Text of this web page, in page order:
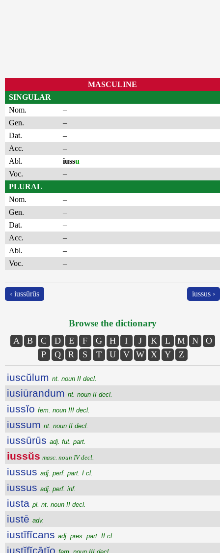
MASCULINE
SINGULAR
Nom.
–
Gen.
–
Dat.
–
Acc.
–
Abl.
iussu
Voc.
–
PLURAL
Nom.
–
Gen.
–
Dat.
–
Acc.
–
Abl.
–
Voc.
–
‹ iussūrūs iussus ›
Browse the dictionary
A B C D E F G H I J K L M N
O
P
Q R S T U V W X Y Z
iuscŭlum nt. noun II decl.
iusiūrandum nt. noun II decl.
iussĭo fem. noun III decl.
iussum nt. noun II decl.
iussūrūs adj. fut. part.
iussŭs masc. noun IV decl.
iussus adj. perf. part. I cl.
iussus adj. perf. inf.
iusta pl. nt. noun II decl.
iustē adv.
iustĭfĭcans adj. pres. part. II cl.
iustĭfĭcātĭo